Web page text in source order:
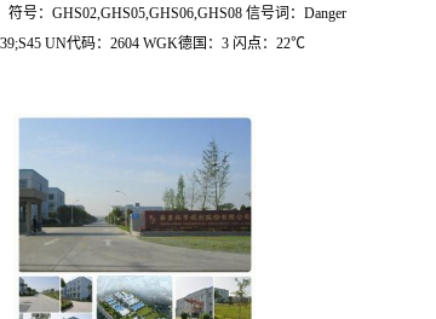
：GHS02,GHS05,GHS06,GHS08 信号词：Danger
39;S45 UN代码：2604 WGK德国：3 闪点：22℃